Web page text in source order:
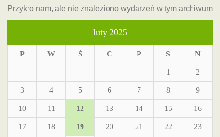
Przykro nam, ale nie znaleziono wydarzeń w tym archiwum
luty 2025
P W Ś C P S N
1 2
3 4 5 6 7 8 9
10 11 12 13 14 15 16
17 18 19 20 21 22 23